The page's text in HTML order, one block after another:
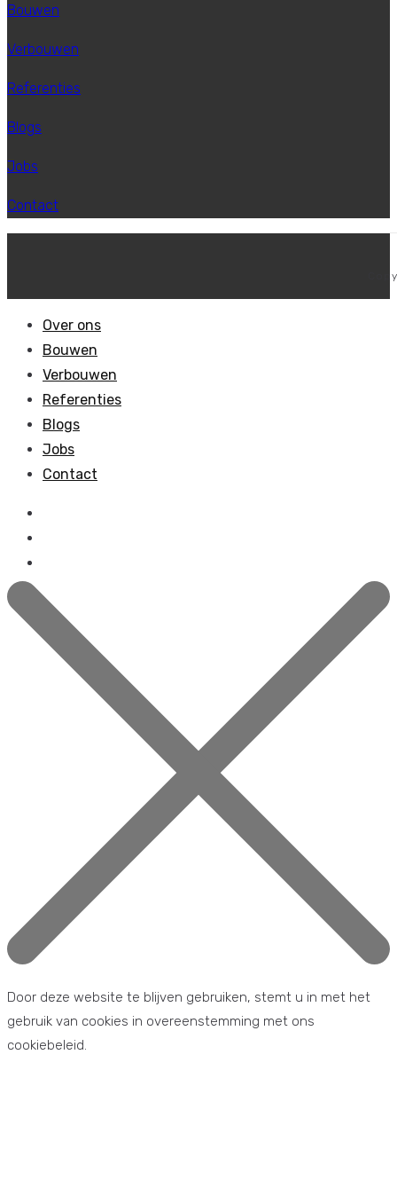
Bouwen
Verbouwen
Referenties
Blogs
Jobs
Contact
Over ons
Bouwen
Verbouwen
Referenties
Blogs
Jobs
Contact
Door deze website te blijven gebruiken, stemt u in met het
gebruik van cookies in overeenstemming met ons
cookiebeleid.